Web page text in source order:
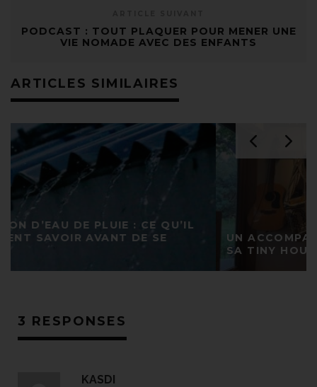
PODCAST : TOUT PLAQUER POUR MENER UNE
VIE NOMADE AVEC DES ENFANTS
ARTICLES SIMILAIRES
UN ACCOMPAGNEMENT POUR CONSTRUIRE
3 RESPONSES
KASDI